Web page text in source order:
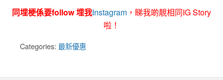
同埋梗係要follow 埋我Instagram ，睇我啲靚相同IG Story
啦！
Categories: 最新優惠